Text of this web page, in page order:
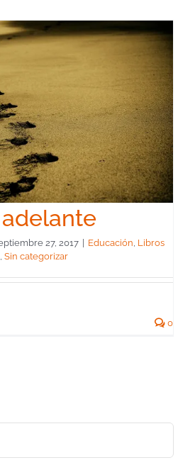
27, 2017 Educación, Libros
, Sin categorizar
0